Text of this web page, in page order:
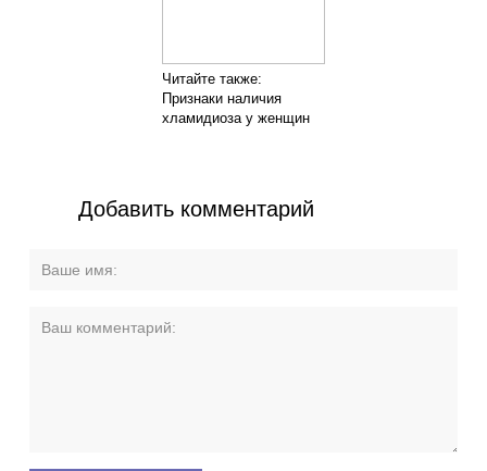
Читайте также:
Признаки наличия
хламидиоза у женщин
Добавить комментарий